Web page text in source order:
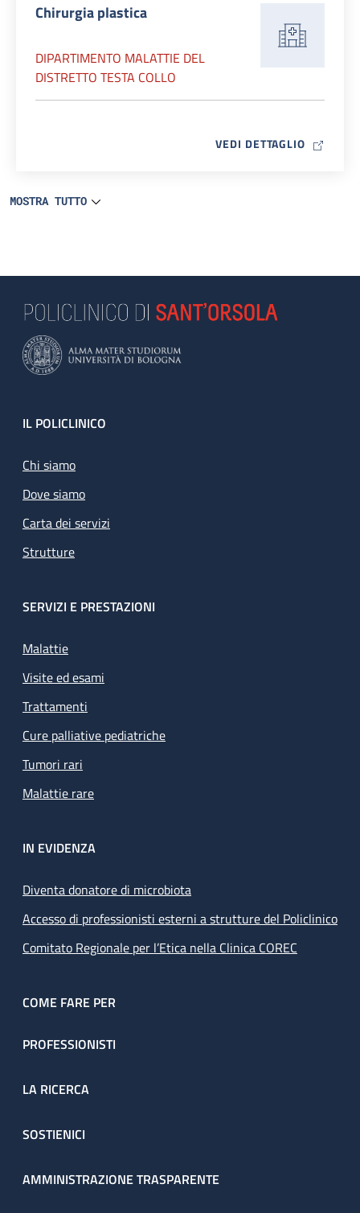
Chirurgia plastica
DIPARTIMENTO MALATTIE DEL
DISTRETTO TESTA COLLO
VEDI DETTAGLIO MAP ICON
MOSTRA TUTTO
Footer
IL POLICLINICO
Chi siamo
Dove siamo
Carta dei servizi
Strutture
SERVIZI E PRESTAZIONI
Malattie
Visite ed esami
Trattamenti
Cure palliative pediatriche
Tumori rari
Malattie rare
IN EVIDENZA
Diventa donatore di microbiota
Accesso di professionisti esterni a strutture del Policlinico
Comitato Regionale per l’Etica nella Clinica COREC
COME FARE PER
PROFESSIONISTI
LA RICERCA
SOSTIENICI
AMMINISTRAZIONE TRASPARENTE